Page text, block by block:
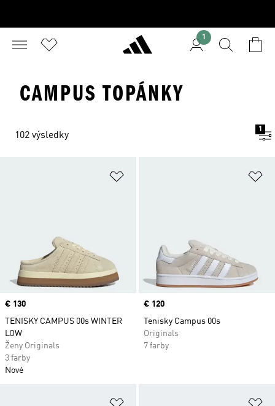
1
CAMPUS TOPÁNKY
102 výsledky
1
Pridať do zoznamu želaných
Price
€ 130
TENISKY CAMPUS 00s WINTER
LOW
Ženy Originals
3 farby
Nové
Price
€ 120
Tenisky Campus 00s
Originals
7 farby
Pridať do zoznamu želaných